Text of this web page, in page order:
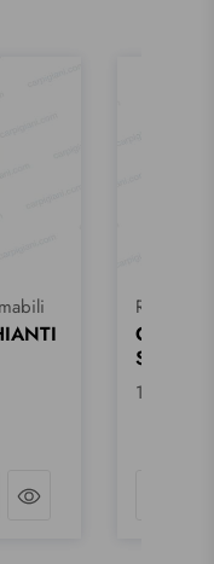
Ricambi
161 K
118,83 €